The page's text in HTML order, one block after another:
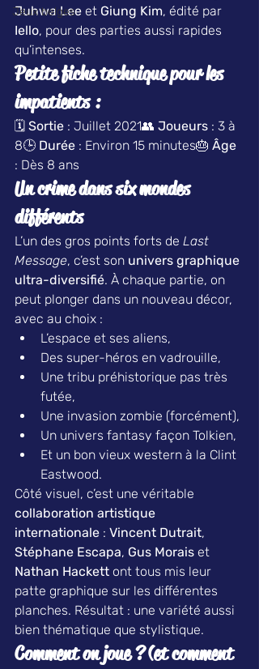
Jeux belges
Juhwa Lee et Giung Kim, édité par
Iello, pour des parties aussi rapides
qu’intenses.
Petite fiche technique pour les
impatients :
🗓️ Sortie : Juillet 2021👥 Joueurs : 3 à
8🕒 Durée : Environ 15 minutes🎂 Âge
: Dès 8 ans
Un crime dans six mondes
différents
L’un des gros points forts de Last
Message, c’est son univers graphique
ultra-diversifié. À chaque partie, on
peut plonger dans un nouveau décor,
avec au choix :
L’espace et ses aliens,
Des super-héros en vadrouille,
Une tribu préhistorique pas très
futée,
Une invasion zombie (forcément),
Un univers fantasy façon Tolkien,
Et un bon vieux western à la Clint
Eastwood.
Côté visuel, c’est une véritable
collaboration artistique
internationale : Vincent Dutrait,
Stéphane Escapa, Gus Morais et
Nathan Hackett ont tous mis leur
patte graphique sur les différentes
planches. Résultat : une variété aussi
bien thématique que stylistique.
Comment on joue ? (et comment